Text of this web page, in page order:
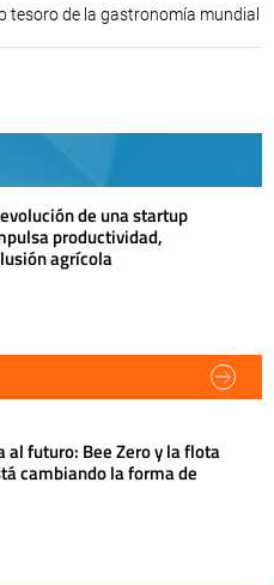
tesoro de la gastronomía mundial
de una startup
productividad,
agrícola
al futuro: Bee Zero y la flota
cambiando la forma de